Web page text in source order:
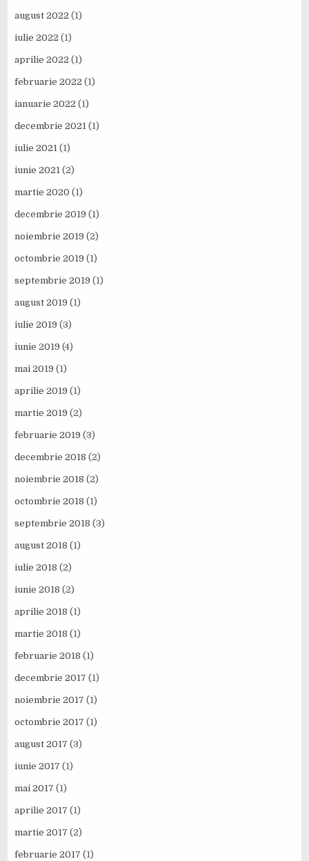
august 2022 (1)
iulie 2022 (1)
aprilie 2022 (1)
februarie 2022 (1)
ianuarie 2022 (1)
decembrie 2021 (1)
iulie 2021 (1)
iunie 2021 (2)
martie 2020 (1)
decembrie 2019 (1)
noiembrie 2019 (2)
octombrie 2019 (1)
septembrie 2019 (1)
august 2019 (1)
iulie 2019 (3)
iunie 2019 (4)
mai 2019 (1)
aprilie 2019 (1)
martie 2019 (2)
februarie 2019 (3)
decembrie 2018 (2)
noiembrie 2018 (2)
octombrie 2018 (1)
septembrie 2018 (3)
august 2018 (1)
iulie 2018 (2)
iunie 2018 (2)
aprilie 2018 (1)
martie 2018 (1)
februarie 2018 (1)
decembrie 2017 (1)
noiembrie 2017 (1)
octombrie 2017 (1)
august 2017 (3)
iunie 2017 (1)
mai 2017 (1)
aprilie 2017 (1)
martie 2017 (2)
februarie 2017 (1)